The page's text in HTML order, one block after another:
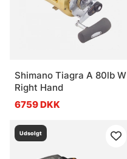
Shimano Tiagra A 80lb W
Right Hand
6759 DKK
Udsolgt